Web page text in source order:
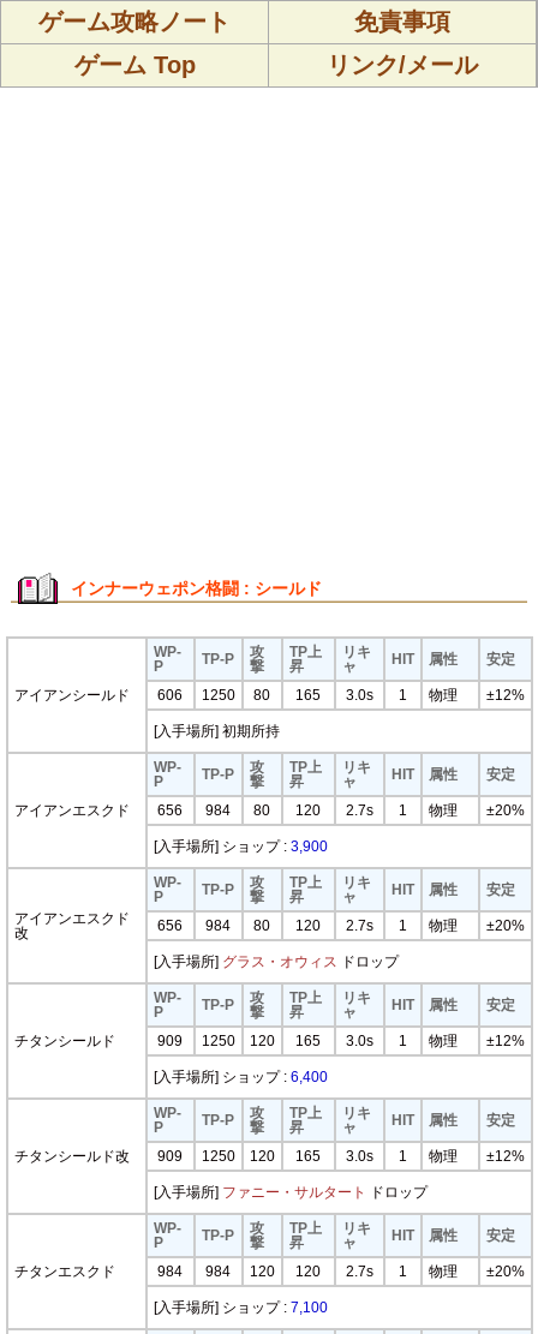
ゲーム攻略ノート
免責事項
ゲーム Top
リンク/メール
インナーウェポン格闘 : シールド
アイアンシールド
WP-
P
TP-P
攻
撃
TP上
昇
リキ
ャ
HIT 属性 安定
606 1250 80 165 3.0s 1 物理 ±12%
[入手場所] 初期所持
アイアンエスクド
WP-
P
TP-P
攻
撃
TP上
昇
リキ
ャ
HIT 属性 安定
656 984 80 120 2.7s 1 物理 ±20%
[入手場所] ショップ : 3,900
アイアンエスクド
改
WP-
P
TP-P
攻
撃
TP上
昇
リキ
ャ
HIT 属性 安定
656 984 80 120 2.7s 1 物理 ±20%
[入手場所] グラス・オウィス ドロップ
チタンシールド
WP-
P
TP-P
攻
撃
TP上
昇
リキ
ャ
HIT 属性 安定
909 1250 120 165 3.0s 1 物理 ±12%
[入手場所] ショップ : 6,400
チタンシールド改
WP-
P
TP-P
攻
撃
TP上
昇
リキ
ャ
HIT 属性 安定
909 1250 120 165 3.0s 1 物理 ±12%
[入手場所] ファニー・サルタート ドロップ
チタンエスクド
WP-
P
TP-P
攻
撃
TP上
昇
リキ
ャ
HIT 属性 安定
984 984 120 120 2.7s 1 物理 ±20%
[入手場所] ショップ : 7,100